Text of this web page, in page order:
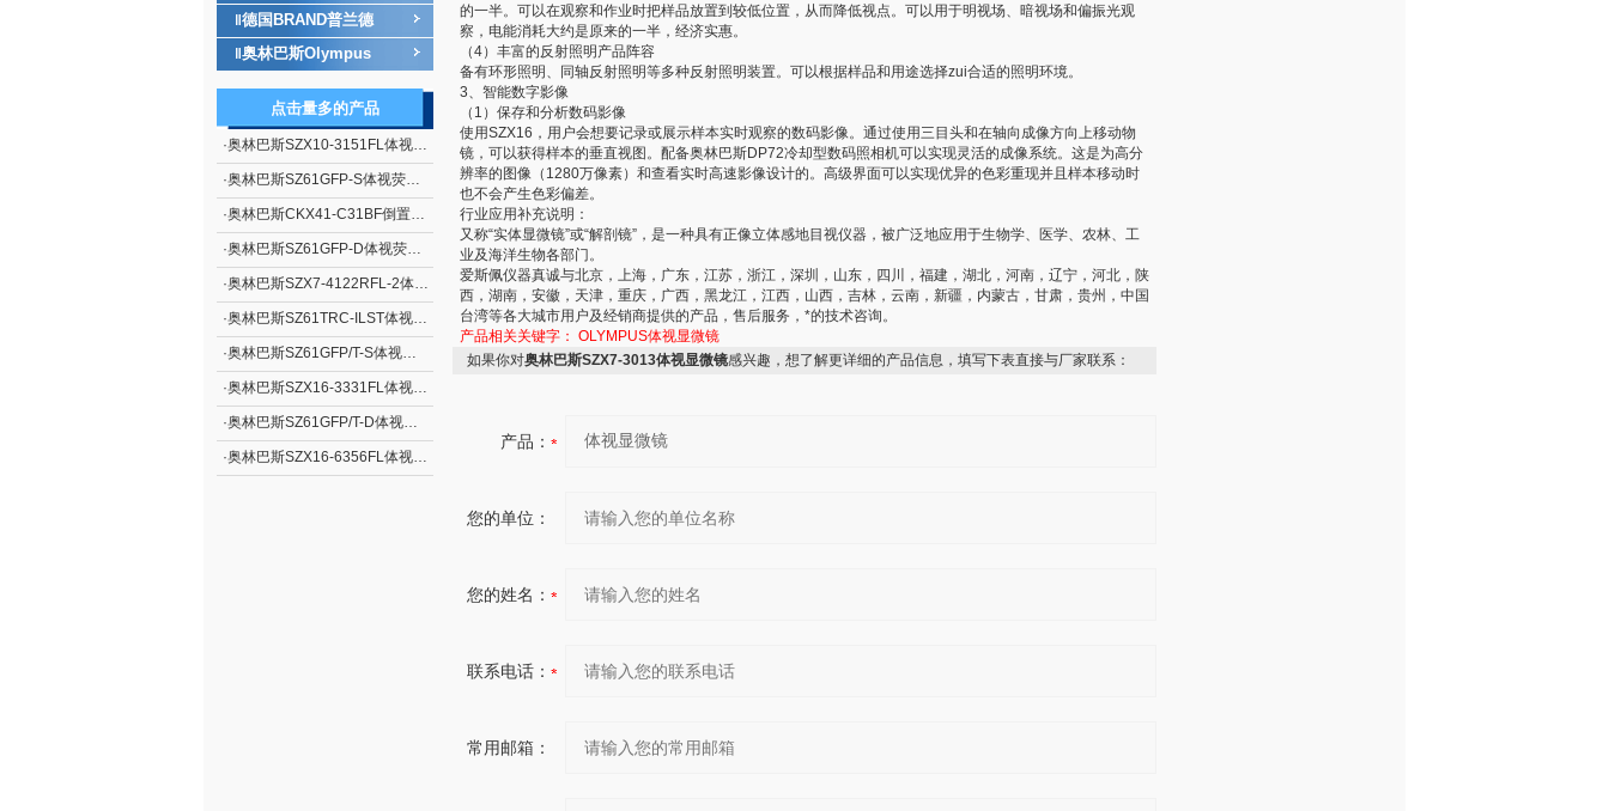
德国BRAND普兰德
奥林巴斯Olympus
点击量多的产品
·奥林巴斯SZX10-3151FL体视荧光显微镜
·奥林巴斯SZ61GFP-S体视荧光显微镜
·奥林巴斯CKX41-C31BF倒置显微镜
·奥林巴斯SZ61GFP-D体视荧光显微镜
·奥林巴斯SZX7-4122RFL-2体视荧光显微镜
·奥林巴斯SZ61TRC-ILST体视显微镜
·奥林巴斯SZ61GFP/T-S体视荧光显微镜
·奥林巴斯SZX16-3331FL体视荧光显微镜
·奥林巴斯SZ61GFP/T-D体视荧光显微镜
·奥林巴斯SZX16-6356FL体视荧光显微镜
的一半。可以在观察和作业时把样品放置到较低位置，从而降低视点。可以用于明视场、暗视场和偏振光观
察，电能消耗大约是原来的一半，经济实惠。
（4）丰富的反射照明产品阵容
备有环形照明、同轴反射照明等多种反射照明装置。可以根据样品和用途选择zui合适的照明环境。
3、智能数字影像
（1）保存和分析数码影像
使用SZX16，用户会想要记录或展示样本实时观察的数码影像。通过使用三目头和在轴向成像方向上移动物
镜，可以获得样本的垂直视图。配备奥林巴斯DP72冷却型数码照相机可以实现灵活的成像系统。这是为高分
辨率的图像（1280万像素）和查看实时高速影像设计的。高级界面可以实现优异的色彩重现并且样本移动时
也不会产生色彩偏差。
行业应用补充说明：
又称“实体显微镜”或“解剖镜”，是一种具有正像立体感地目视仪器，被广泛地应用于生物学、医学、农林、工
业及海洋生物各部门。
爱斯佩仪器真诚与北京，上海，广东，江苏，浙江，深圳，山东，四川，福建，湖北，河南，辽宁，河北，陕
西，湖南，安徽，天津，重庆，广西，黑龙江，江西，山西，吉林，云南，新疆，内蒙古，甘肃，贵州，中国
台湾等各大城市用户及经销商提供的产品，售后服务，*的技术咨询。
产品相关关键字： OLYMPUS体视显微镜
如果你对奥林巴斯SZX7-3013体视显微镜感兴趣，想了解更详细的产品信息，填写下表直接与厂家联系：
产品：
您的单位：
您的姓名：
联系电话：
常用邮箱：